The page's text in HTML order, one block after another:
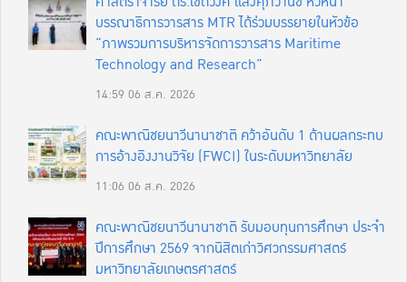
บรรณาธิการวารสาร MTR ได้ร่วมบรรยายในหัวข้อ
“ภาพรวมการบริหารจัดการวารสาร Maritime
Technology and Research”
14:59 06 ส.ค. 2026
คณะพาณิชยนาวีนานาชาติ คว้าอันดับ 1 ด้านผลกระทบ
การอ้างอิงงานวิจัย (FWCI) ในระดับมหาวิทยาลัย
11:06 06 ส.ค. 2026
คณะพาณิชยนาวีนานาชาติ รับมอบทุนการศึกษา ประจำ
ปีการศึกษา 2569 จากนิสิตเก่าวิศวกรรมศาสตร์
มหาวิทยาลัยเกษตรศาสตร์